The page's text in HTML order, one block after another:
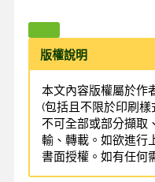
版權說明
本文內容版權屬於作
(包括且不限於印刷
不可全部或部分擷取
輸、轉載。如欲進行
書面授權。如有任何